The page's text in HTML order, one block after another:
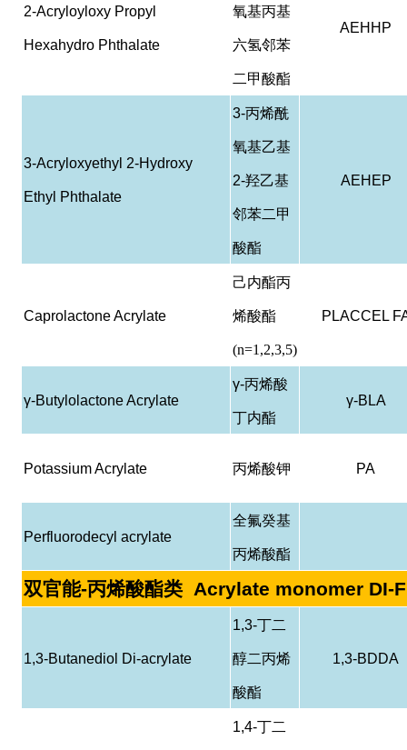
2-Acryloyloxy Propyl
Hexahydro Phthalate
氧基丙基
六氢邻苯
二甲酸酯
AEHHP
3-Acryloxyethyl 2-Hydroxy
Ethyl Phthalate
3-丙烯酰
氧基乙基
2-羟乙基
邻苯二甲
酸酯
AEHEP
Caprolactone Acrylate
己内酯丙
烯酸酯
(n=1,2,3,5)
PLACCEL
γ-Butylolactone Acrylate
γ-丙烯酸
丁内酯
γ-BLA
Potassium Acrylate 丙烯酸钾 PA
Perfluorodecyl acrylate
全氟癸基
丙烯酸酯
双官能-丙烯酸酯类Acrylate monomer DI-
1,3-Butanediol Di-acrylate
1,3-丁二
醇二丙烯
酸酯
1,3-BDDA
1,4-丁二